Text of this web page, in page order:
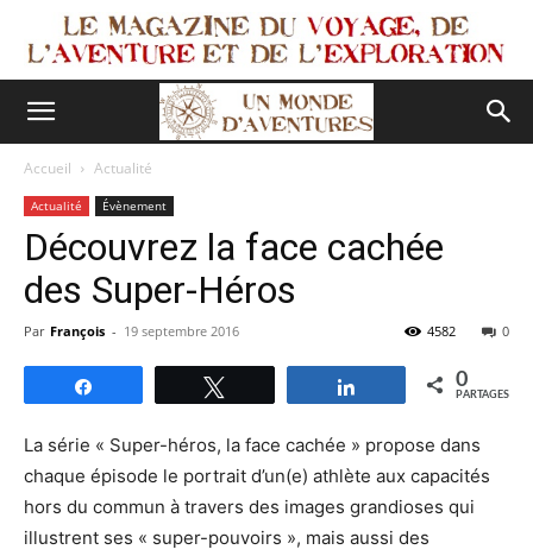
Accueil Actualité
Actualité Évènement
Découvrez la face cachée
des Super-Héros
Par François - 19 septembre 2016 0
4582
Partagez 0
PARTAGES
La série « Super-héros, la face cachée » propose dans
chaque épisode le portrait d’un(e) athlète aux capacités
hors du commun à travers des images grandioses qui
illustrent ses « super-pouvoirs », mais aussi des